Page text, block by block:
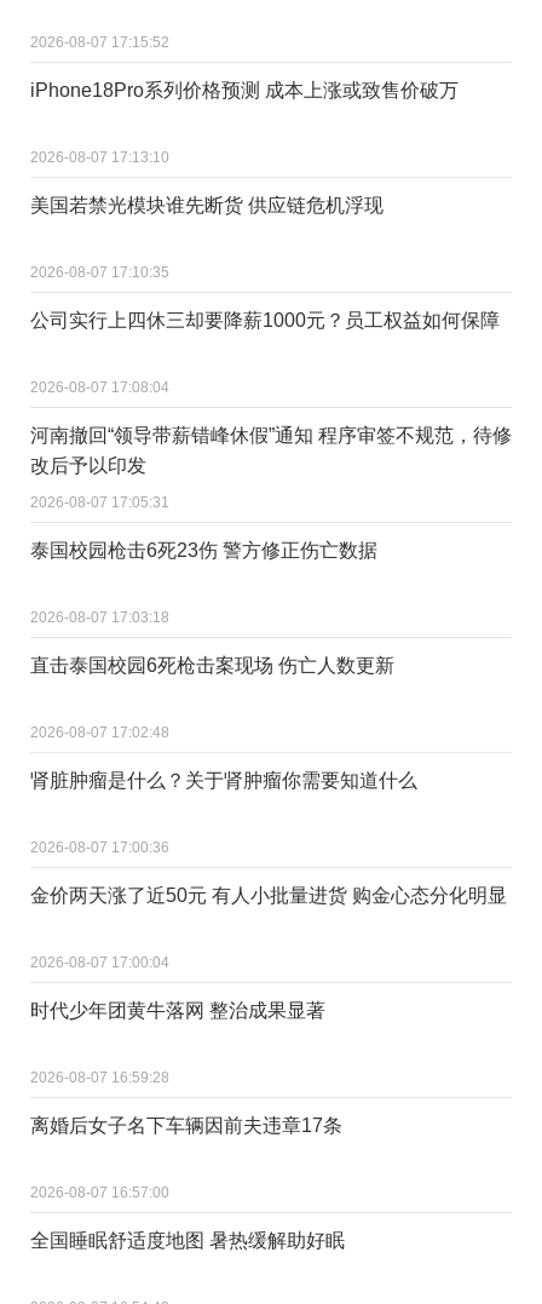
2026-08-07 17:15:52
iPhone18Pro系列价格预测 成本上涨或致售价破万
2026-08-07 17:13:10
美国若禁光模块谁先断货 供应链危机浮现
2026-08-07 17:10:35
公司实行上四休三却要降薪1000元？员工权益如何保障
2026-08-07 17:08:04
河南撤回“领导带薪错峰休假”通知 程序审签不规范，待修
改后予以印发
2026-08-07 17:05:31
泰国校园枪击6死23伤 警方修正伤亡数据
2026-08-07 17:03:18
直击泰国校园6死枪击案现场 伤亡人数更新
2026-08-07 17:02:48
肾脏肿瘤是什么？关于肾肿瘤你需要知道什么
2026-08-07 17:00:36
金价两天涨了近50元 有人小批量进货 购金心态分化明显
2026-08-07 17:00:04
时代少年团黄牛落网 整治成果显著
2026-08-07 16:59:28
离婚后女子名下车辆因前夫违章17条
2026-08-07 16:57:00
全国睡眠舒适度地图 暑热缓解助好眠